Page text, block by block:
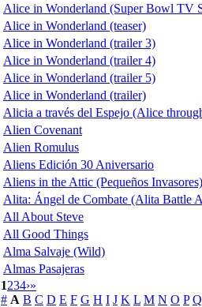
Alice in Wonderland (Super Bowl TV
Alice in Wonderland (teaser)
Alice in Wonderland (trailer 3)
Alice in Wonderland (trailer 4)
Alice in Wonderland (trailer 5)
Alice in Wonderland (trailer)
Alicia a través del Espejo (Alice
Alien Covenant
Alien Romulus
Aliens Edición 30 Aniversario
Aliens in the Attic (Pequeños Invasores)
Alita: Ángel de Combate (Alita Battle
All About Steve
All Good Things
Alma Salvaje (Wild)
Almas Pasajeras
1234›»
# A B C D E F G H I J K L M N O P Q